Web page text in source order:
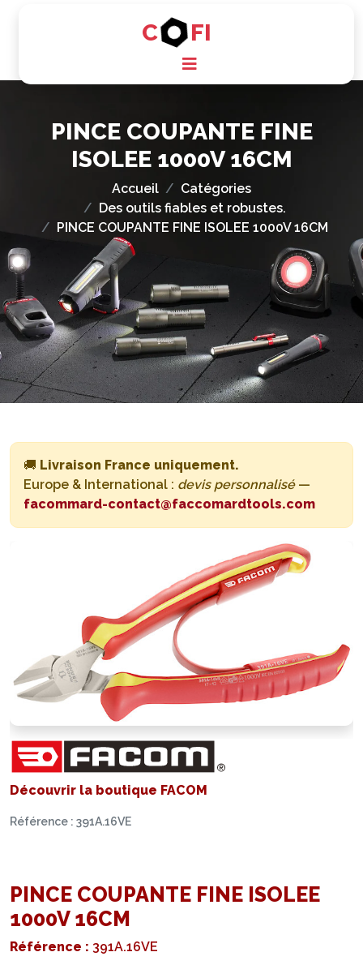
C FI
PINCE COUPANTE FINE
ISOLEE 1000V 16CM
Accueil
Catégories
Des outils fiables et robustes.
PINCE COUPANTE FINE ISOLEE 1000V 16CM
🚚 Livraison France uniquement.
Europe & International : devis personnalisé—
facommard-contact@faccomardtools.com
Découvrir la boutique FACOM
Référence : 391A.16VE
PINCE COUPANTE FINE ISOLEE
1000V 16CM
Référence : 391A.16VE